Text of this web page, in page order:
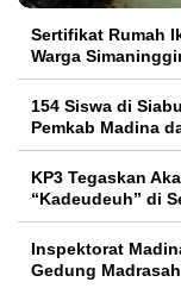
Sertifikat Rumah
Warga
154 Siswa di
Pemkab Madina
KP3 Tegaskan
“Kadeudeuh” di
Inspektorat
Gedung